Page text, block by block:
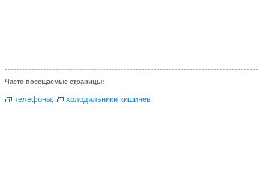
Часто посещаемые страницы:
телефоны, холодильники кишинев